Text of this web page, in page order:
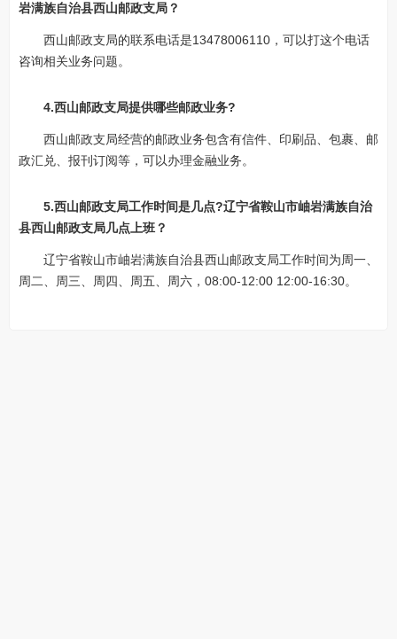
岩满族自治县西山邮政支局？
西山邮政支局的联系电话是13478006110，可以打这个电话
咨询相关业务问题。
4.西山邮政支局提供哪些邮政业务?
西山邮政支局经营的邮政业务包含有信件、印刷品、包裹、邮
政汇兑、报刊订阅等，可以办理金融业务。
5.西山邮政支局工作时间是几点?辽宁省鞍山市岫岩满族自治
县西山邮政支局几点上班？
辽宁省鞍山市岫岩满族自治县西山邮政支局工作时间为周一、
周二、周三、周四、周五、周六，08:00-12:00 12:00-16:30。